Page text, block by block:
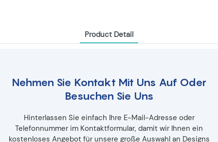
Product Detail
Nehmen Sie Kontakt Mit Uns Auf Oder
Besuchen Sie Uns
Hinterlassen Sie einfach Ihre E-Mail-Adresse oder
Telefonnummer im Kontaktformular, damit wir Ihnen ein
kostenloses Angebot für unsere große Auswahl an Designs